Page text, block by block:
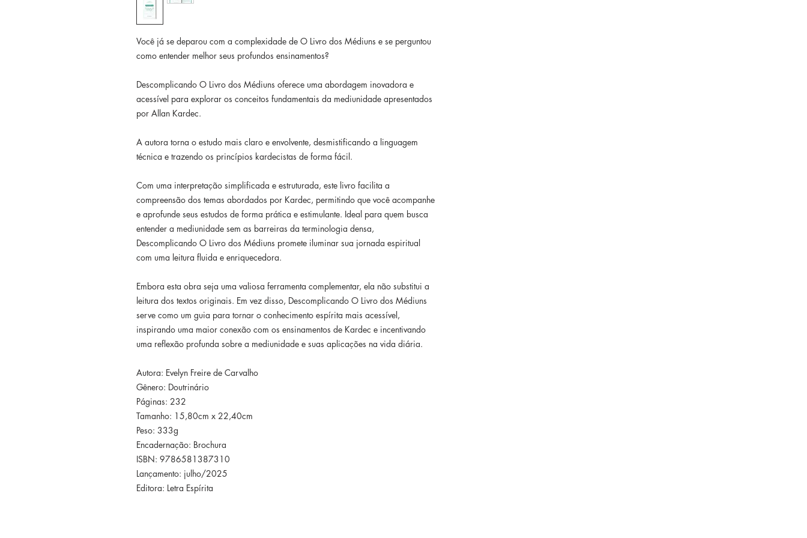
Você já se deparou com a complexidade de O Livro dos Médiuns e se perguntou
como entender melhor seus profundos ensinamentos?
Descomplicando O Livro dos Médiuns oferece uma abordagem inovadora e
acessível para explorar os conceitos fundamentais da mediunidade apresentados
por Allan Kardec.
A autora torna o estudo mais claro e envolvente, desmistificando a linguagem
técnica e trazendo os princípios kardecistas de forma fácil.
Com uma interpretação simplificada e estruturada, este livro facilita a
compreensão dos temas abordados por Kardec, permitindo que você acompanhe
e aprofunde seus estudos de forma prática e estimulante. Ideal para quem busca
entender a mediunidade sem as barreiras da terminologia densa,
Descomplicando O Livro dos Médiuns promete iluminar sua jornada espiritual
com uma leitura fluida e enriquecedora.
Embora esta obra seja uma valiosa ferramenta complementar, ela não substitui a
leitura dos textos originais. Em vez disso, Descomplicando O Livro dos Médiuns
serve como um guia para tornar o conhecimento espírita mais acessível,
inspirando uma maior conexão com os ensinamentos de Kardec e incentivando
uma reflexão profunda sobre a mediunidade e suas aplicações na vida diária.
Autora: Evelyn Freire de Carvalho
Gênero: Doutrinário
Páginas: 232
Tamanho: 15,80cm x 22,40cm
Peso: 333g
Encadernação: Brochura
ISBN: 9786581387310
Lançamento: julho/2025
Editora: Letra Espírita